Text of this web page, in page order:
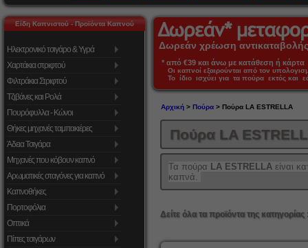
Είδη Καπνιστού - Προϊόντα Καπνού
Ηλεκτρονικό τσιγάρο & Υγρά
Χαρτάκια στριφτού
Φιλτράκια Στριφτού
Τζιβάνες και Ρολά
Πουρόφυλλα - Κώνοι
Θήκες μηχανές ταμπακιέρες
Άδεια Τσιγάρα
Μηχανές που κόβουν καπνό
Αρωματικές σταγόνες για καπνό
Καπνοθήκες
Πορτοφόλια
Οπτικά
Πίπες τσιγάρων
Δωρεάν χρέωση
* από €39 και άνω με κατάθεση ή
Οι καπνοί εξαιρούνται από τον
Το ίδιο ισχύει για τα πούρα εκτός και
Αρχική> Πούρα> Πούρα LA ESTRELLA
Πούρα LA
Τα πούρα LA ESTRELLA είναι
καπνά.
Δείτε όλα τα προϊόντα της κατηγορίας